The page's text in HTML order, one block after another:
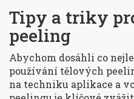
Tipy a triky
peeling
Abychom dosáhli co
používání tělových
na techniku aplikace a